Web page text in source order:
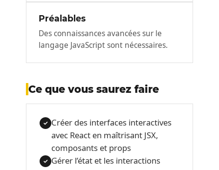
Préalables
Des connaissances avancées sur le
langage JavaScript sont nécessaires.
Ce que vous saurez faire
✓ Créer des interfaces interactives
avec React en maîtrisant JSX,
composants et props
✓ Gérer l’état et les interactions